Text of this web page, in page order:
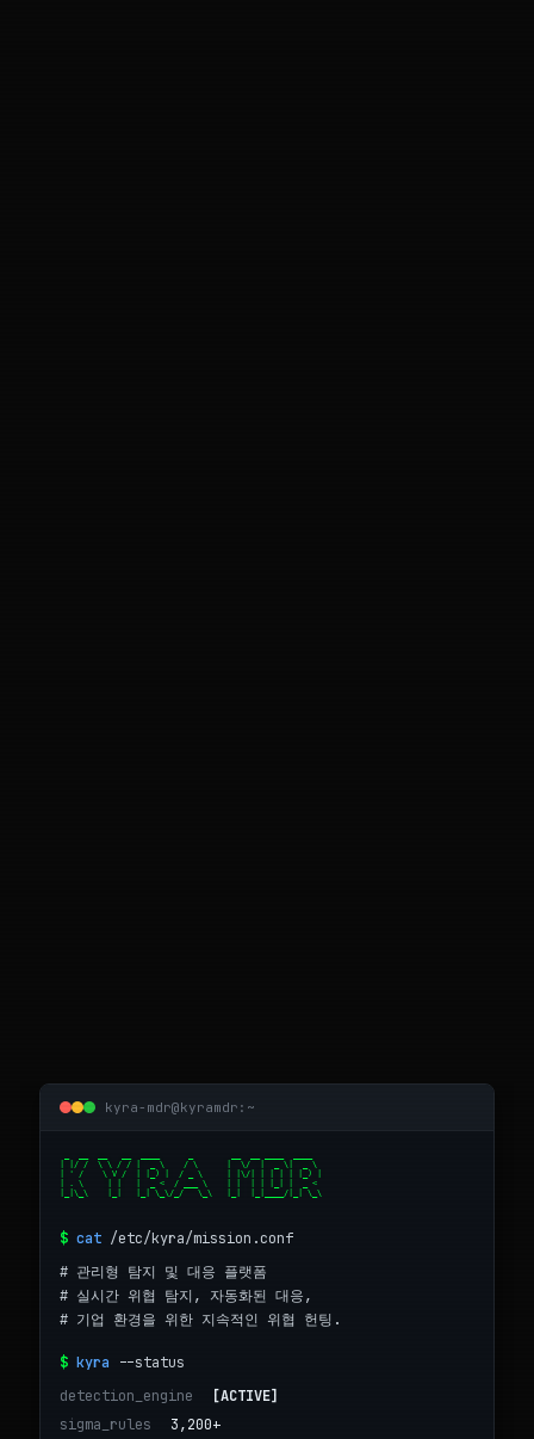
KYRA MDR — AI 기반 관리형 탐지 및 대응
kyra-mdr@kyramdr:~
| |/ /  \ \ / / |  _ \    / \      |  \/  |  _ \|  _ \
| ' /    \ V /  | |_) |  / _ \     | |\/| | | | | |_) |
| . \     | |   |  _ <  / ___ \    | |  | | |_| |  _ <
$ cat /etc/kyra/mission.conf
# 관리형 탐지 및 대응 플랫폼
# 실시간 위협 탐지, 자동화된 대응,
# 기업 환경을 위한 지속적인 위협 헌팅.
$ kyra --status
detection_engine
[ACTIVE]
sigma_rules
3,200+